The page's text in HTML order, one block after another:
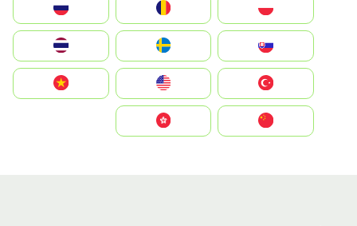
România
Slovensko
United States
Vietnam